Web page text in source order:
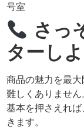
号室
さっ
ターし
商品の魅力を最
難しくありませ
基本を押さえれ
きます。